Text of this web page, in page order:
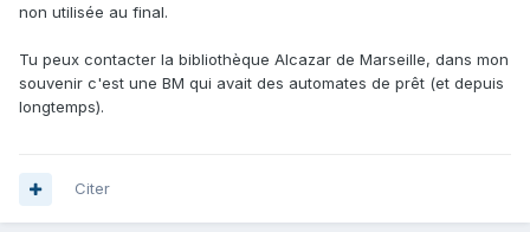
non utilisée au final.
Tu peux contacter la bibliothèque Alcazar de Marseille, dans mon
souvenir c'est une BM qui avait des automates de prêt (et depuis
longtemps).
Citer